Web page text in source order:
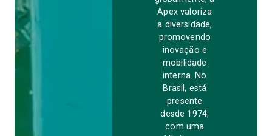
Apex valoriza
a diversidade,
promovendo
inovação e
mobilidade
interna. No
Brasil, está
presente
desde 1974,
com uma